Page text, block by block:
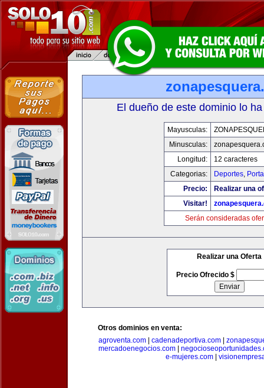
El dueño de este dominio lo
Mayusculas:
Minusculas:
Longitud:
12 caracteres
Categorias:
Deportes,
Precio:
Realizar una
Visitar!
Serán consideradas
Realizar una Oferta
Precio Ofrecido $
Otros dominios en venta:
agroventa.com
cadenadeportiva.com
mercadoenegocios.com
e-mujeres.com